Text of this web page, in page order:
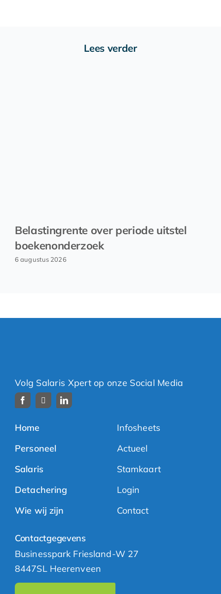
Lees verder
Belastingrente over periode uitstel
boekenonderzoek
6 augustus 2026
Volg Salaris Xpert op onze Social Media
Home
Personeel
Salaris
Detachering
Wie wij zijn
Infosheets
Actueel
Stamkaart
Login
Contact
Contactgegevens
Businesspark Friesland-W 27
8447SL Heerenveen